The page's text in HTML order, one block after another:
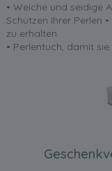
• Weiche und seidige
Schützen Ihrer Perlen
zu erhalten
• Perlentuch, damit